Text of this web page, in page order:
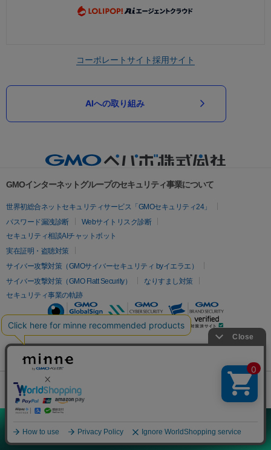
コーポレートサイト採用サイト
AIへの取り組み
GMOインターネットグループのセキュリティ事業について
世界初総合ネットセキュリティサービス「GMOセキュリティ24」
パスワード漏洩診断
Webサイトリスク診断
セキュリティ相談AIチャットボット
実在証明・盗聴対策
サイバー攻撃対策（GMOサイバーセキュリティ byイエラエ）
サイバー攻撃対策（GMO Flatt Security）
なりすまし対策
セキュリティ事業の軌跡
無料診断